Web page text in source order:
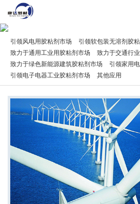
引领风电用胶粘剂市场
引领软包装无溶剂胶
致力于通用工业用胶粘剂市场
致力于交通行
致力于绿色新能源建筑胶粘剂市场
引领家用
引领电子电器工业胶粘剂市场
其他应用